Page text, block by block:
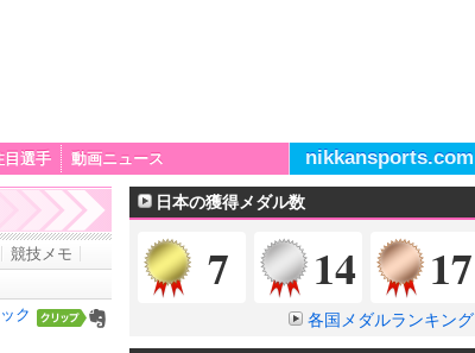
目選手 動画ニュース nikkansports.com
競技メモ
ク
日本の獲得メダル数
金メダル
7 銀メダル
14 17
各国メダルランキング